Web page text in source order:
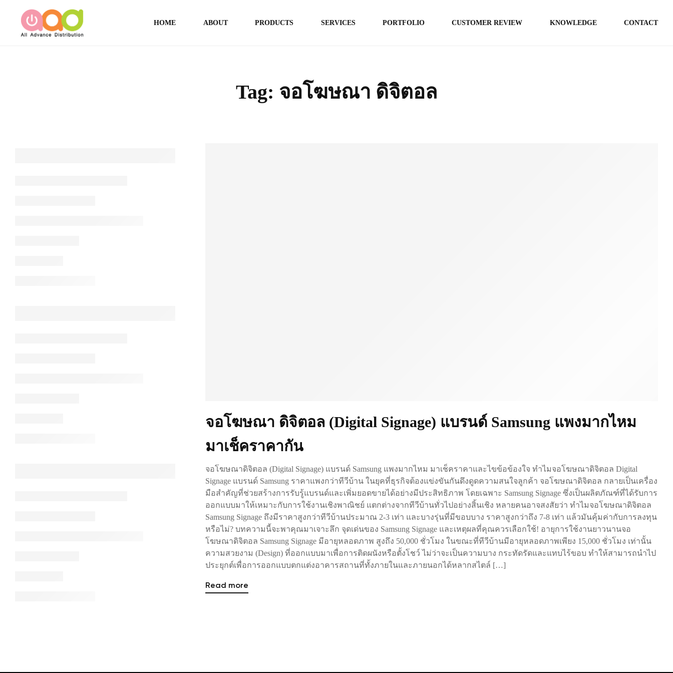
HOME ABOUT PRODUCTS SERVICES PORTFOLIO CUSTOMER REVIEW KNOWLEDGE CONTACT
Tag: จอโฆษณา ดิจิตอล
จอโฆษณา ดิจิตอล (Digital Signage) แบรนด์ Samsung แพงมากไหม
มาเช็คราคากัน
จอโฆษณาดิจิตอล (Digital Signage) แบรนด์ Samsung แพงมากไหม มาเช็คราคาและไขข้อข้องใจ ทำไมจอโฆษณาดิจิตอล Digital
Signage แบรนด์ Samsung ราคาแพงกว่าทีวีบ้าน ในยุคที่ธุรกิจต้องแข่งขันกันดึงดูดความสนใจลูกค้า จอโฆษณาดิจิตอล กลายเป็นเครื่อง
มือสำคัญที่ช่วยสร้างการรับรู้แบรนด์และเพิ่มยอดขายได้อย่างมีประสิทธิภาพ โดยเฉพาะ Samsung Signage ซึ่งเป็นผลิตภัณฑ์ที่ได้รับการ
ออกแบบมาให้เหมาะกับการใช้งานเชิงพาณิชย์ แตกต่างจากทีวีบ้านทั่วไปอย่างสิ้นเชิง หลายคนอาจสงสัยว่า ทำไมจอโฆษณาดิจิตอล
Samsung Signage ถึงมีราคาสูงกว่าทีวีบ้านประมาณ 2-3 เท่า และบางรุ่นที่มีขอบบาง ราคาสูงกว่าถึง 7-8 เท่า แล้วมันคุ้มค่ากับการลงทุน
หรือไม่? บทความนี้จะพาคุณมาเจาะลึก จุดเด่นของ Samsung Signage และเหตุผลที่คุณควรเลือกใช้! อายุการใช้งานยาวนานจอ
โฆษณาดิจิตอล Samsung Signage มีอายุหลอดภาพ สูงถึง 50,000 ชั่วโมง ในขณะที่ทีวีบ้านมีอายุหลอดภาพเพียง 15,000 ชั่วโมง เท่านั้น
ความสวยงาม (Design) ที่ออกแบบมาเพื่อการติดผนังหรือตั้งโชว์ ไม่ว่าจะเป็นความบาง กระทัดรัดและแทบไร้ขอบ ทำให้สามารถนำไป
ประยุกต์เพื่อการออกแบบตกแต่งอาคารสถานที่ทั้งภายในและภายนอกได้หลากสไตล์ […]
Read more